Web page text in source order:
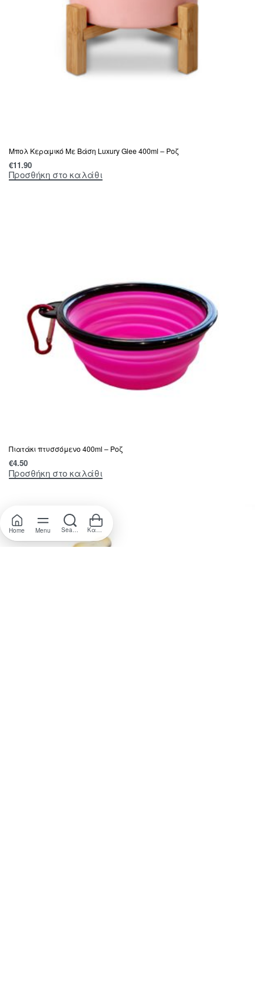
Μπολ Κεραμικό Με Βάση Luxury Glee 400ml – Ροζ
€11.90
Προσθήκη στο καλάθι
Πιατάκι πτυσσόμενο 400ml – Ροζ
€4.50
Προσθήκη στο καλάθι
Home Menu Search Καλάθι